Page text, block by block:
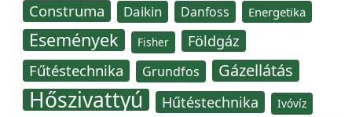
Construma Daikin Danfoss Energetika
Események Fisher Földgáz
Fűtéstechnika Grundfos Gázellátás
Hőszivattyú Hűtéstechnika Ivóvíz